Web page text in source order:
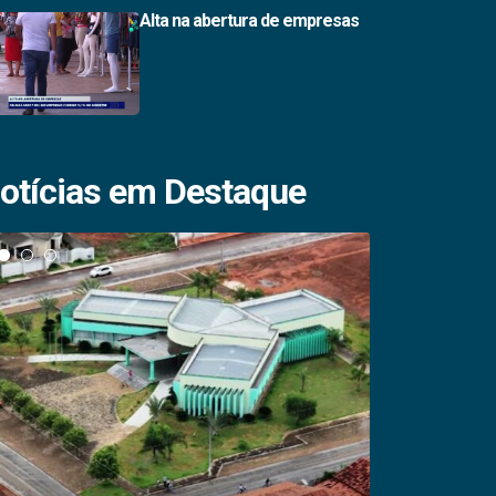
Alta na abertura de empresas
em Destaque